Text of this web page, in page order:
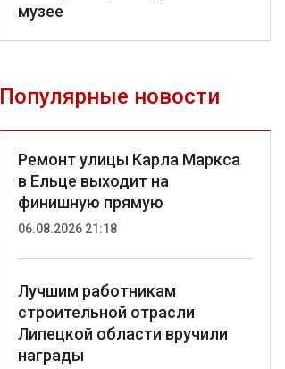
музее
Популярные новости
Ремонт улицы Карла Маркса
в Ельце выходит на
финишную прямую
06.08.2026 21:18
Лучшим работникам
строительной отрасли
Липецкой области вручили
награды